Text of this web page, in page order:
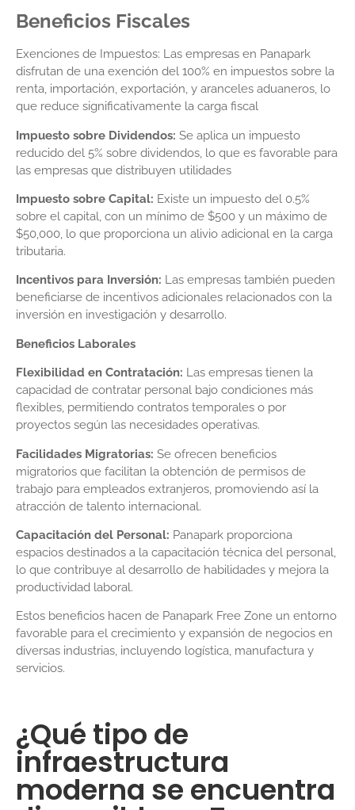
Beneficios Fiscales
Exenciones de Impuestos: Las empresas en Panapark
disfrutan de una exención del 100% en impuestos sobre la
renta, importación, exportación, y aranceles aduaneros, lo
que reduce significativamente la carga fiscal
Impuesto sobre Dividendos: Se aplica un impuesto
reducido del 5% sobre dividendos, lo que es favorable para
las empresas que distribuyen utilidades
Impuesto sobre Capital: Existe un impuesto del 0.5%
sobre el capital, con un mínimo de $500 y un máximo de
$50,000, lo que proporciona un alivio adicional en la carga
tributaria.
Incentivos para Inversión: Las empresas también pueden
beneficiarse de incentivos adicionales relacionados con la
inversión en investigación y desarrollo.
Beneficios Laborales
Flexibilidad en Contratación: Las empresas tienen la
capacidad de contratar personal bajo condiciones más
flexibles, permitiendo contratos temporales o por
proyectos según las necesidades operativas.
Facilidades Migratorias: Se ofrecen beneficios
migratorios que facilitan la obtención de permisos de
trabajo para empleados extranjeros, promoviendo así la
atracción de talento internacional.
Capacitación del Personal: Panapark proporciona
espacios destinados a la capacitación técnica del personal,
lo que contribuye al desarrollo de habilidades y mejora la
productividad laboral.
Estos beneficios hacen de Panapark Free Zone un entorno
favorable para el crecimiento y expansión de negocios en
diversas industrias, incluyendo logística, manufactura y
servicios.
¿Qué tipo de
infraestructura
moderna se encuentra